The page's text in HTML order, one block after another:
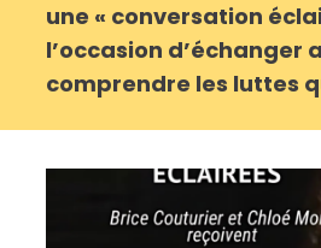
une « conversation
l’occasion d’échanger
comprendre les luttes